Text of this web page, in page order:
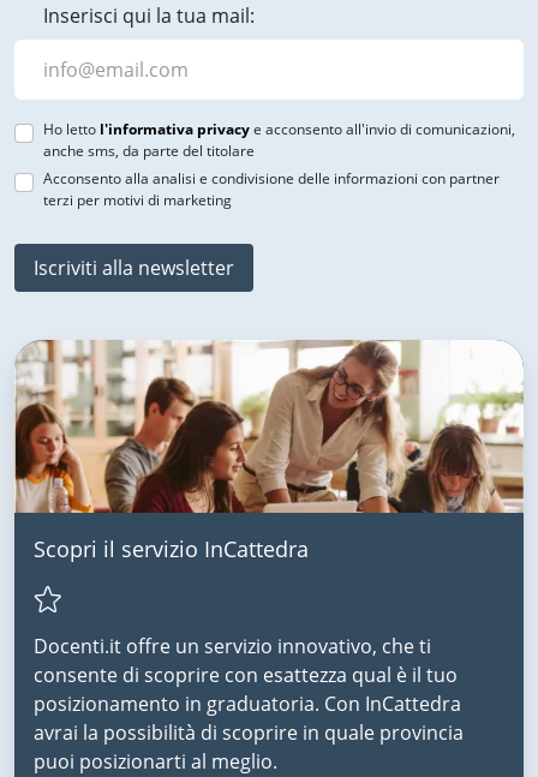
Inserisci qui la tua mail:
Ho letto l'informativa privacye acconsento all'invio di comunicazioni,
anche sms, da parte del titolare
Acconsento alla analisi e condivisione delle informazioni con partner
terzi per motivi di marketing
Iscriviti alla newsletter
Scopri il servizio InCattedra
Docenti.it offre un servizio innovativo, che ti
consente di scoprire con esattezza qual è il tuo
posizionamento in graduatoria. Con InCattedra
avrai la possibilità di scoprire in quale provincia
puoi posizionarti al meglio.